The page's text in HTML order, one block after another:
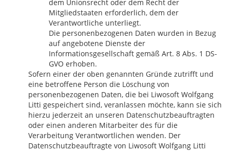
dem Unionsrecht oder dem Recht der
Mitgliedstaaten erforderlich, dem der
Verantwortliche unterliegt.
Die personenbezogenen Daten wurden in Bezug
auf angebotene Dienste der
Informationsgesellschaft gemäß Art. 8 Abs. 1 DS-
GVO erhoben.
Sofern einer der oben genannten Gründe zutrifft und
eine betroffene Person die Löschung von
personenbezogenen Daten, die bei Liwosoft Wolfgang
Litti gespeichert sind, veranlassen möchte, kann sie sich
hierzu jederzeit an unseren Datenschutzbeauftragten
oder einen anderen Mitarbeiter des für die
Verarbeitung Verantwortlichen wenden. Der
Datenschutzbeauftragte von Liwosoft Wolfgang Litti